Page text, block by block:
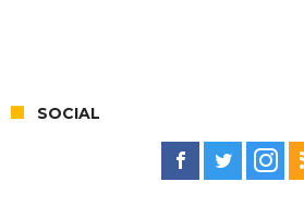
SOCIAL